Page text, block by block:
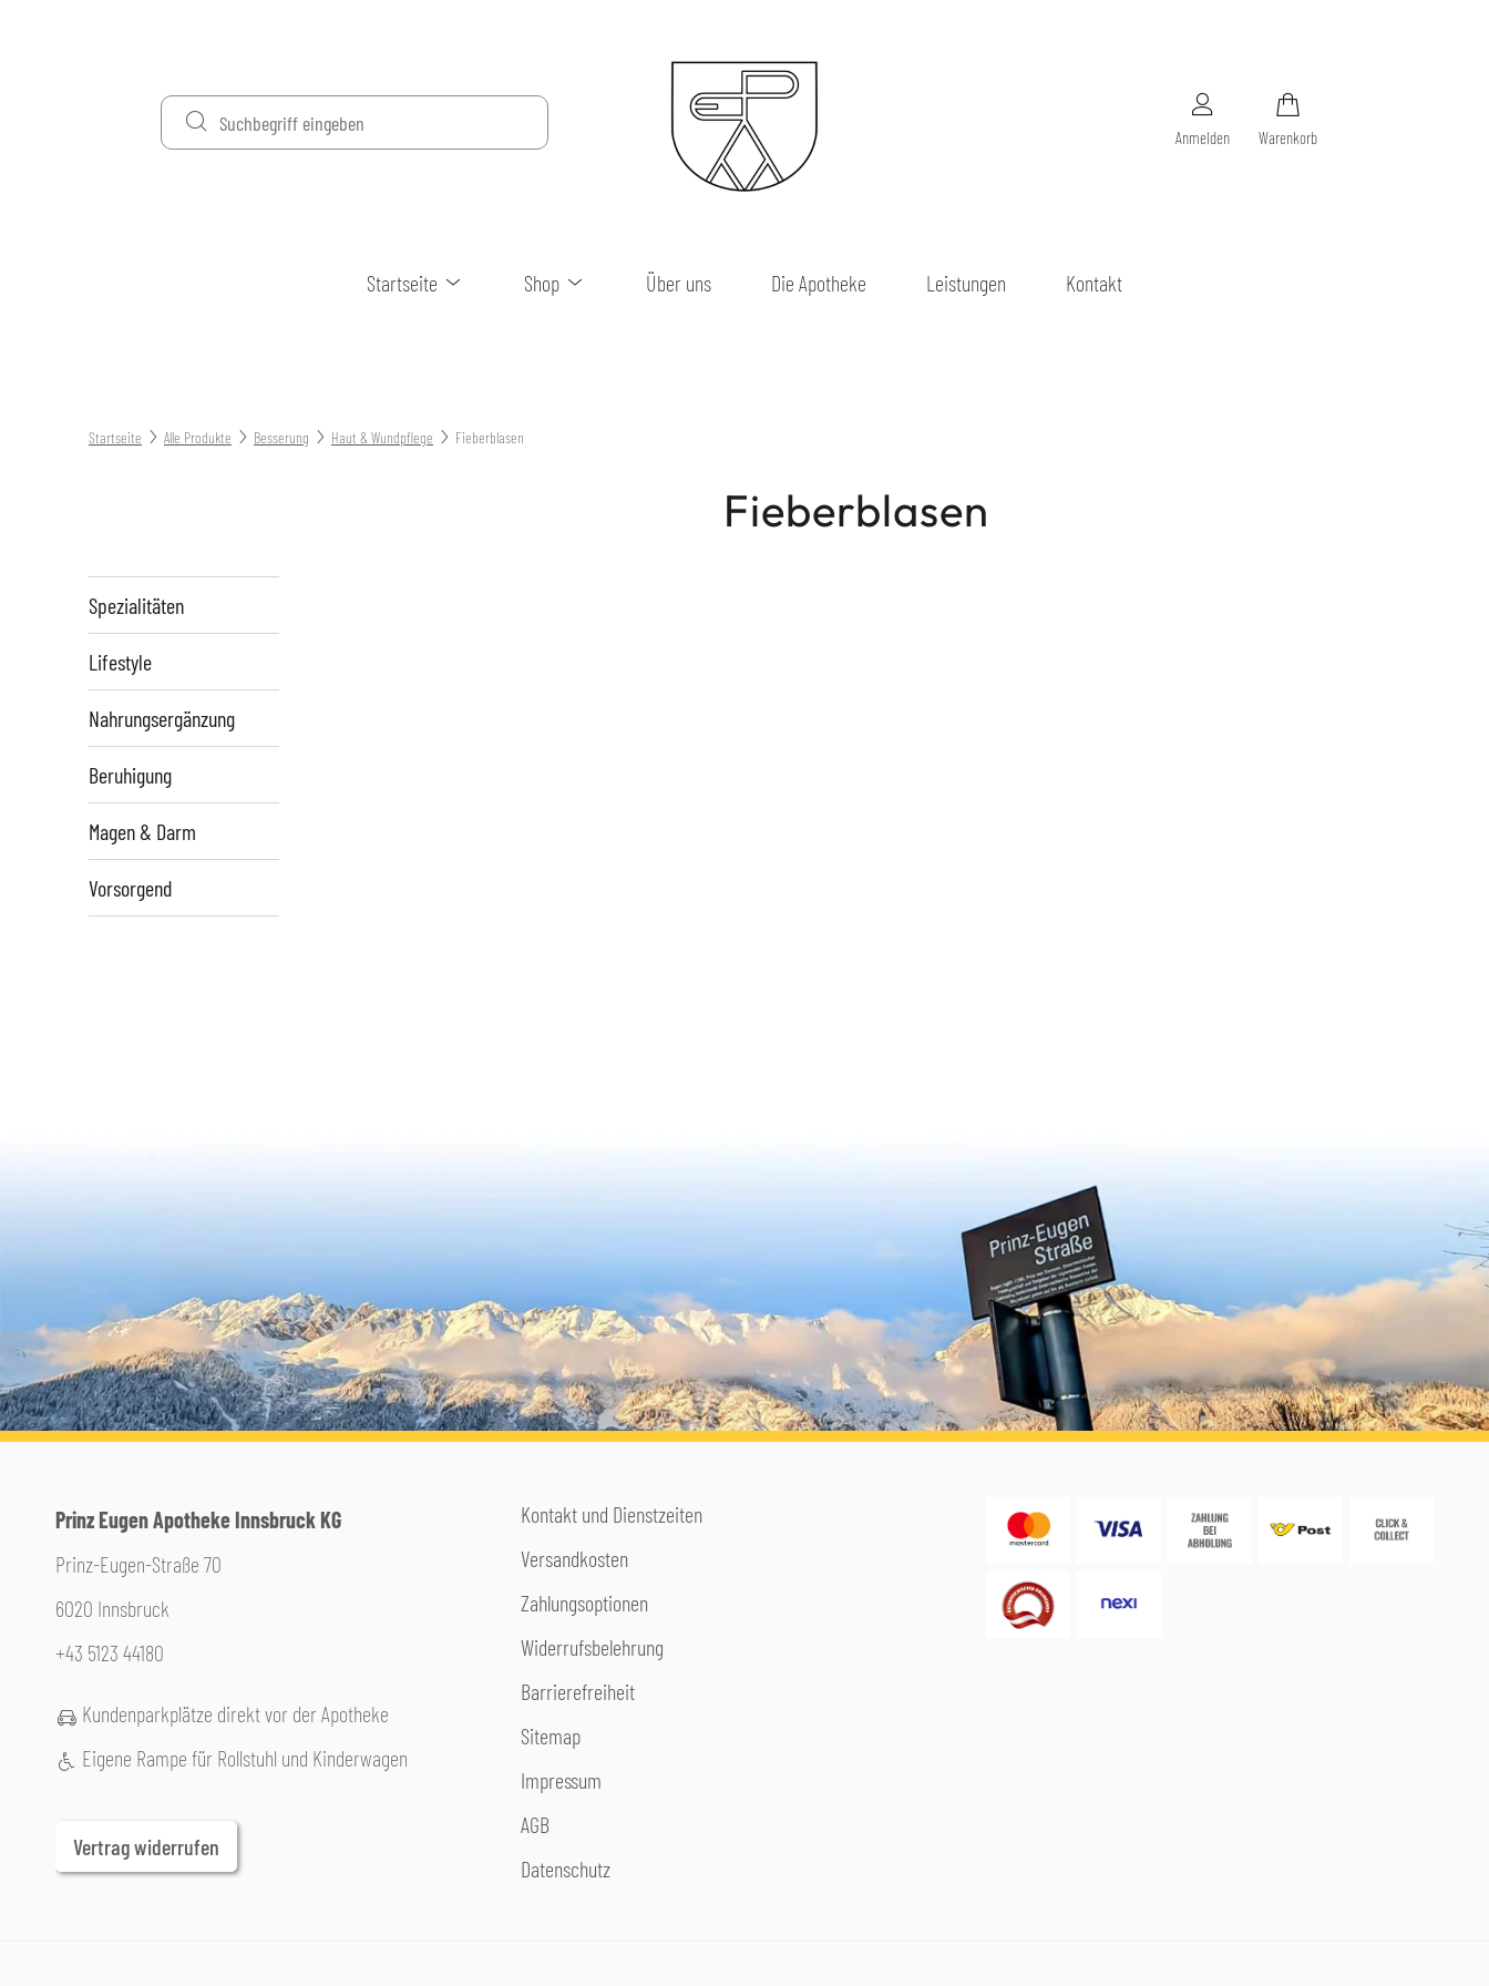
Anmelden Warenkorb
Startseite Shop Über uns Die Apotheke Leistungen Kontakt
Startseite Alle Produkte Besserung Haut & Wundpflege Fieberblasen
Spezialitäten
Lifestyle
Nahrungsergänzung
Beruhigung
Magen & Darm
Vorsorgend
Fieberblasen
Prinz Eugen Apotheke Innsbruck KG
Prinz-Eugen-Straße 70
6020 Innsbruck
+43 5123 44180
Kundenparkplätze direkt vor der Apotheke
Eigene Rampe für Rollstuhl und Kinderwagen
Vertrag widerrufen
Kontakt und Dienstzeiten
Versandkosten
Zahlungsoptionen
Widerrufsbelehrung
Barrierefreiheit
Sitemap
Impressum
AGB
Datenschutz